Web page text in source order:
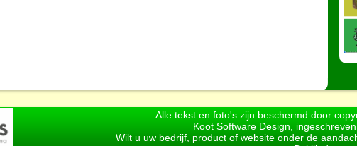
Alle tekst en foto's zijn beschermd door
Koot Software Design,
Wilt u uw bedrijf, product of website onder de